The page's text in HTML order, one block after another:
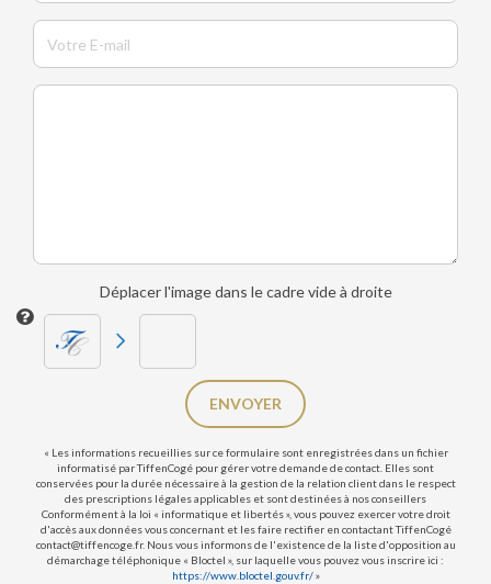
Déplacer l'image dans le cadre vide à droite
ENVOYER
« Les informations recueillies sur ce formulaire sont enregistrées dans un fichier
informatisé par TiffenCogé pour gérer votre demande de contact. Elles sont
conservées pour la durée nécessaire à la gestion de la relation client dans le respect
des prescriptions légales applicables et sont destinées à nos conseillers
Conformément à la loi « informatique et libertés », vous pouvez exercer votre droit
d'accès aux données vous concernant et les faire rectifier en contactant TiffenCogé
contact@tiffencoge.fr. Nous vous informons de l'existence de la liste d'opposition au
démarchage téléphonique « Bloctel », sur laquelle vous pouvez vous inscrire ici :
https://www.bloctel.gouv.fr/»